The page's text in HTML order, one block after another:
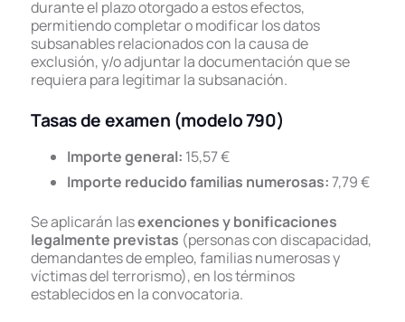
durante el plazo otorgado a estos efectos,
permitiendo completar o modificar los datos
subsanables relacionados con la causa de
exclusión, y/o adjuntar la documentación que se
requiera para legitimar la subsanación.
Tasas de examen (modelo 790)
Importe general: 15,57 €
Importe reducido familias numerosas:7,79 €
Se aplicarán lasexenciones y bonificaciones
legalmente previstas (personas con discapacidad,
demandantes de empleo, familias numerosas y
víctimas del terrorismo), en los términos
establecidos en la convocatoria.